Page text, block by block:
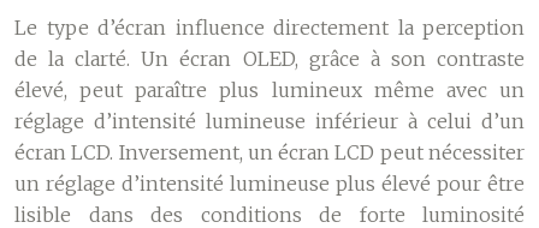
Le type d’écran influence directement la perception
de la clarté. Un écran OLED, grâce à son contraste
élevé, peut paraître plus lumineux même avec un
réglage d’intensité lumineuse inférieur à celui d’un
écran LCD. Inversement, un écran LCD peut nécessiter
un réglage d’intensité lumineuse plus élevé pour être
lisible dans des conditions de forte luminosité